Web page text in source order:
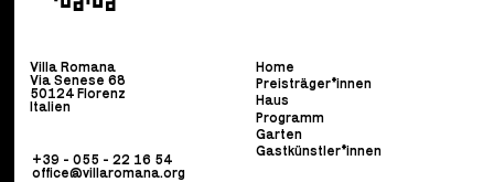
Villa Romana
Via Senese 68
50124 Florenz
Italien
+39 - 055 - 22 16 54
office@villaromana.org
Home
Preisträger*innen
Haus
Programm
Garten
Gastkünstler*innen